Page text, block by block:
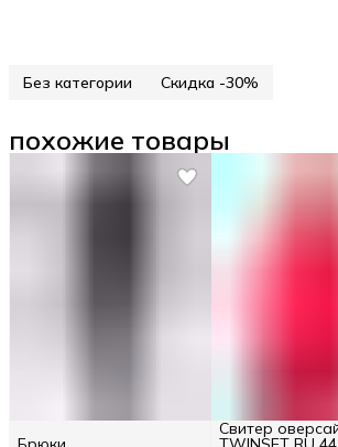
Без категории Скидка -30%
похожие товары
Свитер